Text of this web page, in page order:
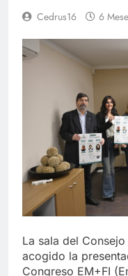
Cedrus16 6
La sala del
acogido la
Congreso EM+FI